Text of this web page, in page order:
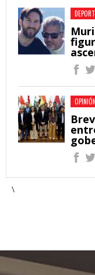
OPINIÓN
\